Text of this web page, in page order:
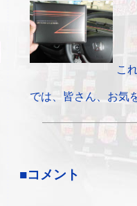
こ
では、皆さん、お気
■コメント